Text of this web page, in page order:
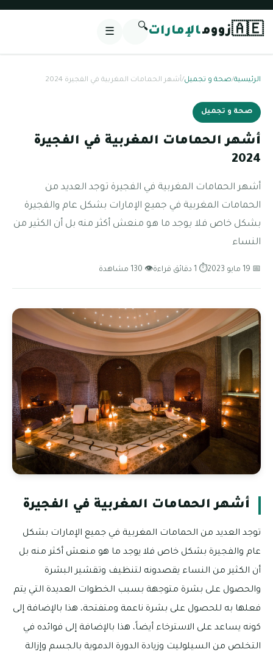
🇦🇪زوومالإمارات🔍
☰
الرئيسية/صحة و تجميل/أشهر الحمامات المغربية في الفجيرة 2024
صحة و تجميل
أشهر الحمامات المغربية في الفجيرة
2024
أشهر الحمامات المغربية في الفجيرة توجد العديد من
الحمامات المغربية في جميع الإمارات بشكل عام والفجيرة
بشكل خاص فلا يوجد ما هو منعش أكثر منه بل أن الكثير من
النساء
📅 19 مايو 2023 ⏱ 1 دقائق قراءة 👁 130 مشاهدة
أشهر الحمامات المغربية في الفجيرة
توجد العديد من الحمامات المغربية في جميع الإمارات بشكل
عام والفجيرة بشكل خاص فلا يوجد ما هو منعش أكثر منه بل
أن الكثير من النساء يقصدونه لتنظيف وتقشير البشرة
والحصول على بشرة متوجهة بسبب الخطوات العديدة التي يتم
فعلها به للحصول على بشرة ناعمة ومتفتحة، هذا بالإضافة إلى
كونه يساعد على الاسترخاء أيضاً، هذا بالإضافة إلى فوائده في
التخلص من السيلوليت وزيادة الدورة الدموية بالجسم وإزالة